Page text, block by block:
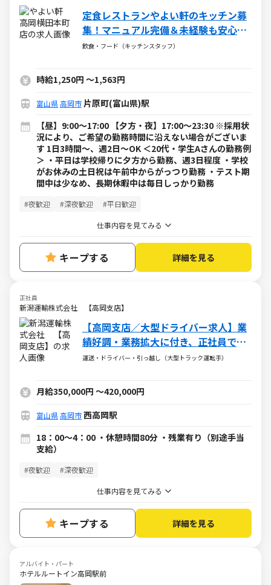
定食レストランやよい軒のキッチン募
集！マニュアル完備＆未経験も安心な
サポート充実！
飲食・フード（キッチンスタッフ）
時給1,250円 ～1,563円
富山県高岡市片原町(富山県)駅
【昼】9:00～17:00 【夕方・夜】17:00～23:30 ※採用状
況により、ご希望の勤務時間に沿えない場合がございま
す 1日3時間～、週2日～OK ＜20代・学生Aさんの勤務例
＞ ・平日は学校帰りに夕方から勤務、週3日程度 ・学校
がお休みの土日祝は午前中からがっつり勤務 ・テスト期
間中は少なめ、長期休暇中は毎日しっかり勤務
#夜歓迎 #深夜歓迎 #平日歓迎
仕事内容を見てみる
キープする 詳細を見る
正社員
新潟運輸株式会社 【高岡支店】
【高岡支店／大型ドライバー求人】業
績好調・業務拡大に付き、正社員での
募集を推進中！
運送・ドライバー・引っ越し（大型トラック運転手）
月給350,000円 ～420,000円
富山県高岡市西高岡駅
18：00～4：00 ・休憩時間80分 ・残業有り（別途手当
支給）
#夜歓迎 #深夜歓迎
仕事内容を見てみる
キープする 詳細を見る
アルバイト・パート
ホテルルートイン高岡駅前